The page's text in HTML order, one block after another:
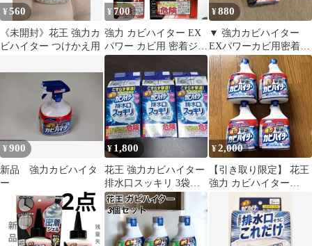
¥560
《未開封》花王 強力カ
ビハイター つけかえ用
¥700
強力 カビハイター EX
パワー カビ用 密着ジェ
ル カビ取り 洗浄剤 花
王
¥880
▼ 強力カビハイター
EXパワーカビ用密着ジ
ェル
¥900
新品 強力カビハイタ
ー
¥ 1,800
花王 強力カビハイター
排水口スッキリ 3袋入3
箱セット
¥2,000
【引き取り限定】 花王
強力 カビハイター
1000ml 4本セット 業務